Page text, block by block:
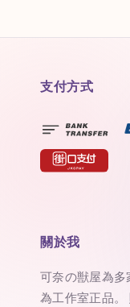
支付方式
關於我
可奈の獣屋為
為工作室正品